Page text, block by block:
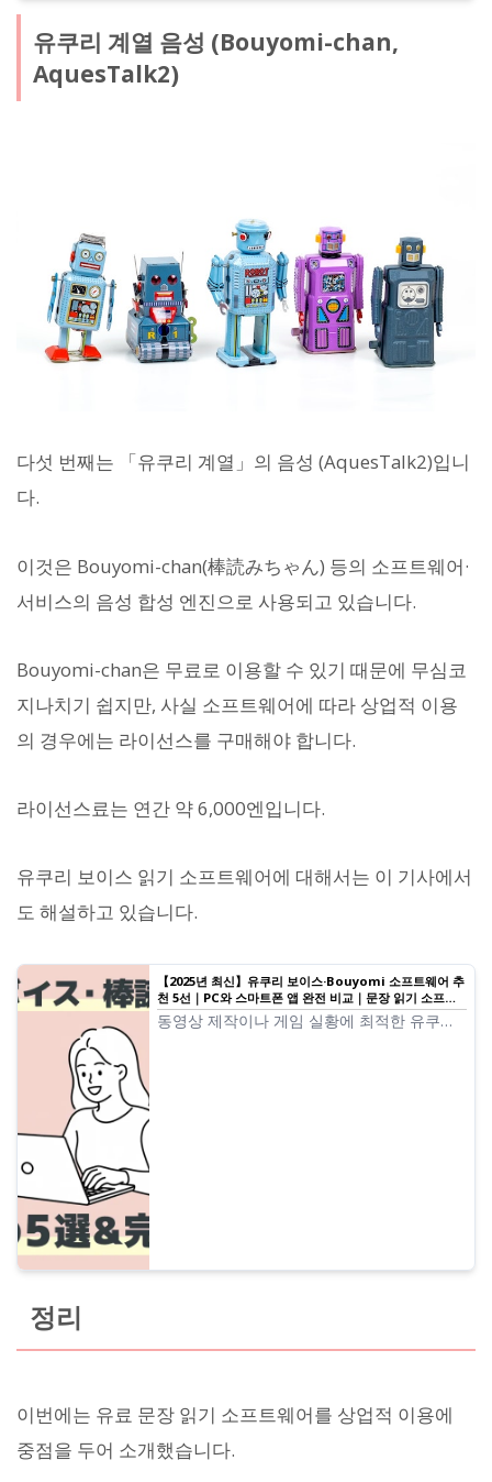
유쿠리 계열 음성 (Bouyomi-chan,
AquesTalk2)
다섯 번째는 「유쿠리 계열」의 음성 (AquesTalk2)입니
다.
이것은 Bouyomi-chan(棒読みちゃん) 등의 소프트웨어·
서비스의 음성 합성 엔진으로 사용되고 있습니다.
Bouyomi-chan은 무료로 이용할 수 있기 때문에 무심코
지나치기 쉽지만, 사실 소프트웨어에 따라 상업적 이용
의 경우에는 라이선스를 구매해야 합니다.
라이선스료는 연간 약 6,000엔입니다.
유쿠리 보이스 읽기 소프트웨어에 대해서는 이 기사에서
도 해설하고 있습니다.
【2025년 최신】유쿠리 보이스·Bouyomi 소프트웨어 추
천 5선｜PC와 스마트폰 앱 완전 비교｜문장 읽기 소프트
웨어 Ondoku
동영상 제작이나 게임 실황에 최적한 유쿠리
정리
이번에는 유료 문장 읽기 소프트웨어를 상업적 이용에
중점을 두어 소개했습니다.